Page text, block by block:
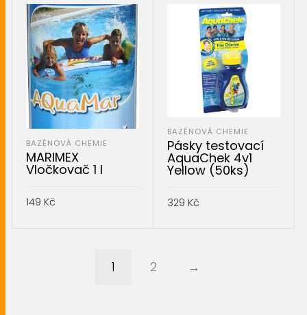
BAZÉNOVÁ CHEMIE
MARIMEX
Vločkovač 1 l
149 Kč
BAZÉNOVÁ CHEMIE
Pásky testovací
AquaChek 4v1
Yellow (50ks)
329 Kč
1 2 →